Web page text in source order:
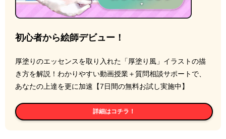
初心者から絵師デビュー！
厚塗りのエッセンスを取り入れた「厚塗り風」イラストの描
き方を解説！わかりやすい動画授業＋質問相談サポートで、
あなたの上達を更に加速【7日間の無料お試し実施中】
詳細はコチラ！